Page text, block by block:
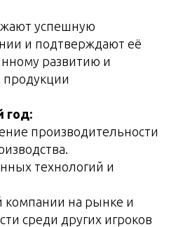
успешную
и подтверждают её
развитию и
продукции
год:
производительности
технологий и
компании на рынке и
среди других игроков